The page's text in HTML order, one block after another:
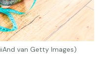
van Getty Images)